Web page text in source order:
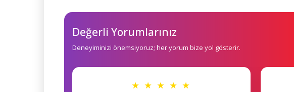
Değerli Yorumlarınız
Deneyiminizi önemsiyoruz; her yorum bize yol gösterir.
★ ★ ★ ★ ★